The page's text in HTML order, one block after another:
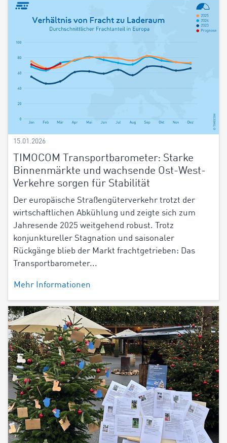
15.01.2026
TIMOCOM Transportbarometer: Starke
Binnenmärkte und wachsende Ost-West-
Verkehre sorgen für Stabilität
Der europäische Straßengüterverkehr trotzt der
wirtschaftlichen Abkühlung und zeigte sich zum
Jahresende 2025 weitgehend robust. Trotz
konjunktureller Stagnation und saisonaler
Rückgänge blieb der Markt frachtgetrieben: Das
Transportbarometer...
Mehr Informationen